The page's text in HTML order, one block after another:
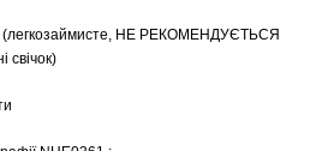
(легкозаймисте, НЕ РЕКОМЕНДУЄТЬСЯ
свічок)